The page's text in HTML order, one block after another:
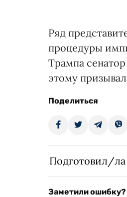
Ряд
процедуры
Трампа
этому
Поделиться
Подготовил/ла
Заметили ошибку?